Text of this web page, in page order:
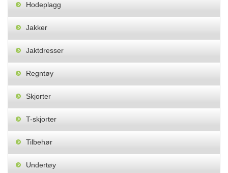
Hodeplagg
Jakker
Jaktdresser
Regntøy
Skjorter
T-skjorter
Tilbehør
Undertøy